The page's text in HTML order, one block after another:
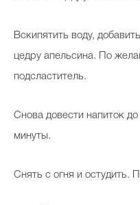
Вскипятить воду,
цедру апельсина. По
подсластитель.
Снова довести напиток
минуты.
Снять с огня и остудить.